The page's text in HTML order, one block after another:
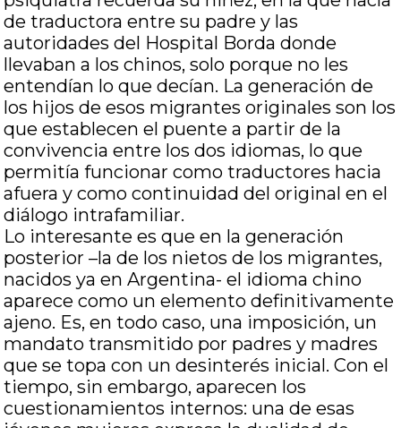
de traductora entre su padre y las
autoridades del Hospital Borda donde
llevaban a los chinos, solo porque no les
entendían lo que decían. La generación de
los hijos de esos migrantes originales son los
que establecen el puente a partir de la
convivencia entre los dos idiomas, lo que
permitía funcionar como traductores hacia
afuera y como continuidad del original en el
diálogo intrafamiliar.
Lo interesante es que en la generación
posterior –la de los nietos de los migrantes,
nacidos ya en Argentina- el idioma chino
aparece como un elemento definitivamente
ajeno. Es, en todo caso, una imposición, un
mandato transmitido por padres y madres
que se topa con un desinterés inicial. Con el
tiempo, sin embargo, aparecen los
cuestionamientos internos: una de esas